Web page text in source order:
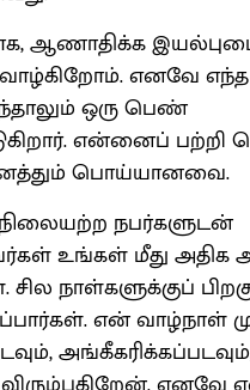
ஆணாதிக்க
எனவே எந்த
ஒரு பெண்
என்னைப் பற்றி
பொய்யானவை.
நபர்களுடன்
உங்கள் மீது
நாள்களுக்குப்
என் வாழ்நாள்